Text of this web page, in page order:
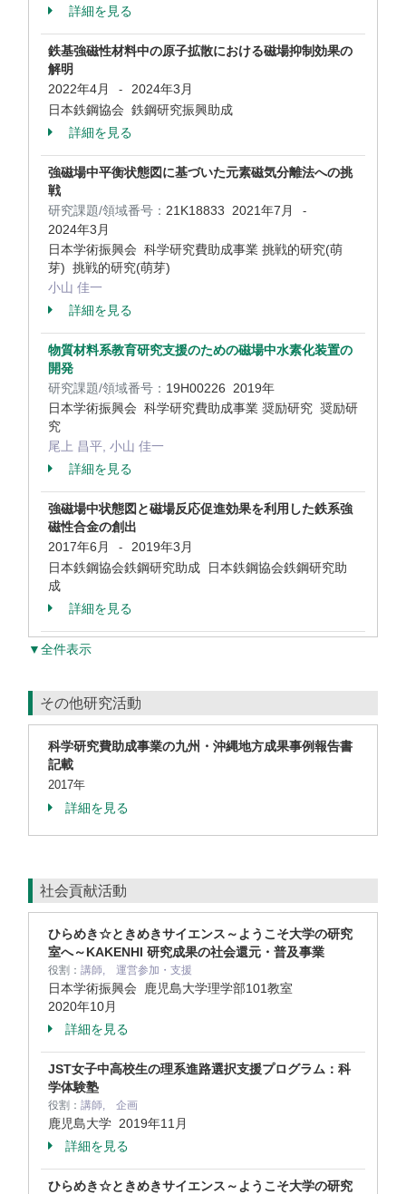
詳細を見る
鉄基強磁性材料中の原子拡散における磁場抑制効果の
解明
2022年4月
-
2024年3月
日本鉄鋼協会 鉄鋼研究振興助成
詳細を見る
強磁場中平衡状態図に基づいた元素磁気分離法への挑
戦
研究課題/領域番号： 21K18833 2021年7月 -
2024年3月
日本学術振興会 科学研究費助成事業 挑戦的研究(萌
芽) 挑戦的研究(萌芽)
小山 佳一
詳細を見る
物質材料系教育研究支援のための磁場中水素化装置の
開発
研究課題/領域番号： 19H00226 2019年
日本学術振興会 科学研究費助成事業 奨励研究 奨励研
究
尾上 昌平, 小山 佳一
詳細を見る
強磁場中状態図と磁場反応促進効果を利用した鉄系強
磁性合金の創出
2017年6月
-
2019年3月
日本鉄鋼協会鉄鋼研究助成 日本鉄鋼協会鉄鋼研究助
成
詳細を見る
▼全件表示
その他研究活動
科学研究費助成事業の九州・沖縄地方成果事例報告書
記載
2017年
詳細を見る
社会貢献活動
ひらめき☆ときめきサイエンス～ようこそ大学の研究
室へ～KAKENHI 研究成果の社会還元・普及事業
役割： 講師, 運営参加・支援
日本学術振興会 鹿児島大学理学部101教室
2020年10月
詳細を見る
JST女子中高校生の理系進路選択支援プログラム：科
学体験塾
役割： 講師, 企画
鹿児島大学 2019年11月
詳細を見る
ひらめき☆ときめきサイエンス～ようこそ大学の研究